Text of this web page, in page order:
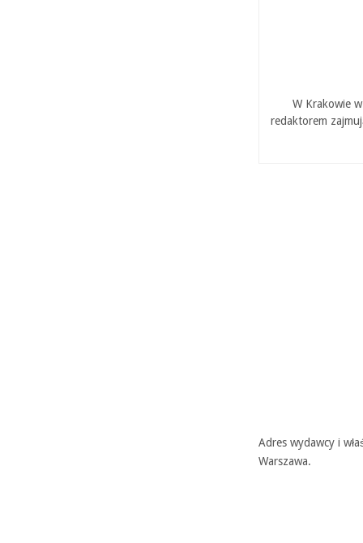
W Krakowie
redaktorem
Adres wydawcy i
Warszawa.